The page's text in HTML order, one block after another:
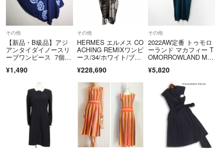
その他
【新品・B級品】アジ
アンタイダイノースリ
ーブワンピース 7個の
¥1,490
その他
HERMES エルメス CO
ACHING REMIXワンピ
ース/34/ホワイト/ブラ
O ワンピース
ウン レディース【中
古】【200】
¥228,690
その他
2022AW定番 トゥモロ
ーランド マカフィー T
OMORROWLAND MA
ルスキッパーワンピー
0015093703】
¥5,820